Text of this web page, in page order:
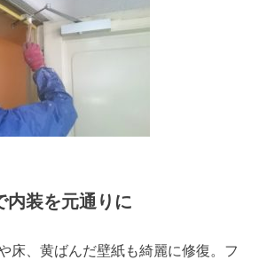
内装を元通りに
床、黄ばんだ壁紙も綺麗に修復。フ